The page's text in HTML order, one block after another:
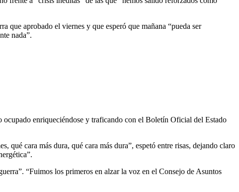
que aprobado el viernes y que esperó que mañana “pueda ser
nada”.
ocupado enriqueciéndose y traficando con el Boletín Oficial del Estado
qué cara más dura, qué cara más dura”, espetó entre risas, dejando claro
“Fuimos los primeros en alzar la voz en el Consejo de Asuntos